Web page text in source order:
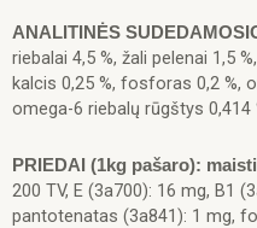
sąvėlų
šalinimą
80g.x24vnt.
ANALITINĖS
riebalai 4,5 %, žali pelenai 1,5
kalcis 0,25 %, fosforas 0,2 %,
omega-6 riebalų rūgštys 0,414
PRIEDAI (1kg pašaro):
200 TV, E (3а700): 16 mg, В1
pantotenatas (3а841): 1 mg,